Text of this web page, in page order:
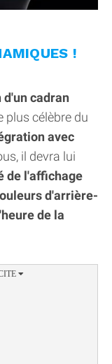
!
cadran
plus célèbre du
avec
il devra lui
de l'affichage
d'arrière-
de la